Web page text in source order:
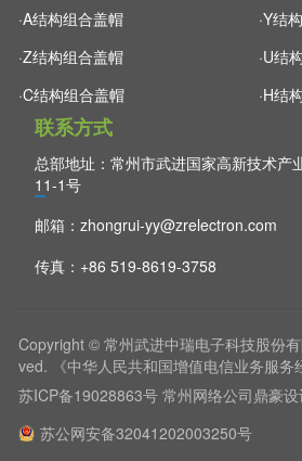
·A结构组合盖帽
·Y结
·Z结构组合盖帽
·U结
·C结构组合盖帽
·H结
联系方式
总部地址：常州市武进国家高新技术产
11-1号
邮箱：zhongrui-yy@zrelectron.com
传真：+86 519-8619-3758
Copyright © 常州武进中瑞电子科技股份
ved. 《中华人民共和国增值电信业务服务
苏ICP备19028863号 常州网络公司鼎豪
苏公网安备32041202003250号